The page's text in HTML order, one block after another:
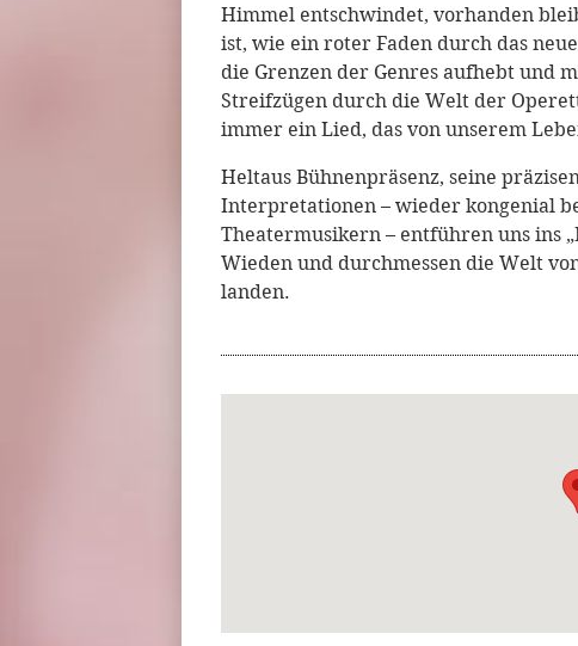
Himmel entschwindet, vorhanden
ist, wie ein roter Faden durch das
die Grenzen der Genres aufhebt und
Streifzügen durch die Welt der
immer ein Lied, das von unserem
Heltaus Bühnenpräsenz, seine
Interpretationen – wieder kongenial
Theatermusikern – entführen uns ins
Wieden und durchmessen die Welt
landen.